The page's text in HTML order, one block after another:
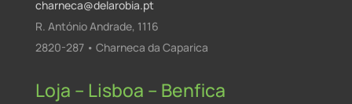
charneca@delarobia.pt
R. António Andrade, 1116
2820-287 • Charneca da Caparica
Loja – Lisboa – Benfica